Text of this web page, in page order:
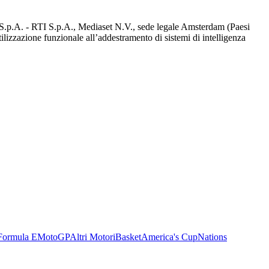
- RTI S.p.A., Mediaset N.V., sede legale Amsterdam (Paesi
funzionale all’addestramento di sistemi di intelligenza
EMotoGPAltri MotoriBasketAmerica's CupNations